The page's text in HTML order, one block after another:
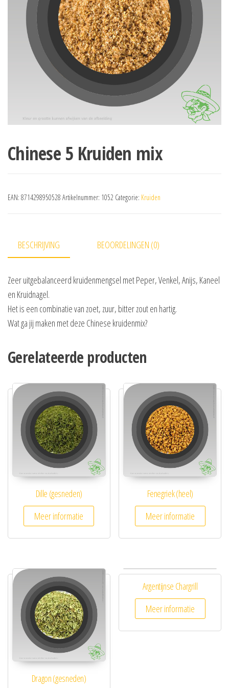
Chinese 5 Kruiden mix
EAN: 8714298950528 Artikelnummer: 1052 Categorie: Kruiden
BESCHRIJVING BEOORDELINGEN (0)
Zeer uitgebalanceerd kruidenmengsel met Peper, Venkel, Anijs, Kaneel
en Kruidnagel.
Het is een combinatie van zoet, zuur, bitter zout en hartig.
Wat ga jij maken met deze Chinese kruidenmix?
Gerelateerde producten
Dille (gesneden)
Meer informatie
Fenegriek (heel)
Meer informatie
Dragon (gesneden)
Argentijnse Chargrill
Meer informatie